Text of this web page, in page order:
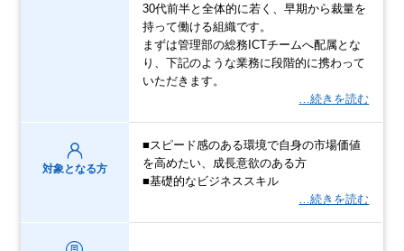
30代前半と全体的に若く、早期から裁量を
持って働ける組織です。
まずは管理部の総務ICTチームへ配属とな
り、下記のような業務に段階的に携わって
いただきます。
…続きを読む
対象となる方
■スピード感のある環境で自身の市場価値
を高めたい、成長意欲のある方
■基礎的なビジネススキル
…続きを読む